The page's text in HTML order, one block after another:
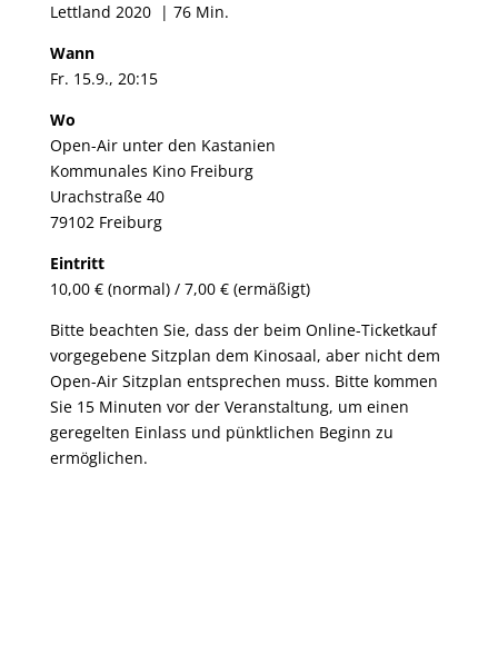
Lettland 2020 ​ | 76 Min.
Wann
Fr. 15.9., 20:15
Wo
Open-Air unter den Kastanien
Kommunales Kino Freiburg
Urachstraße 40
79102 Freiburg
Eintritt
10,00 € (normal) / 7,00 € (ermäßigt)
Bitte beachten Sie, dass der beim Online-Ticketkauf
vorgegebene Sitzplan dem Kinosaal, aber nicht dem
Open-Air Sitzplan entsprechen muss. Bitte kommen
Sie 15 Minuten vor der Veranstaltung, um einen
geregelten Einlass und pünktlichen Beginn zu
ermöglichen.